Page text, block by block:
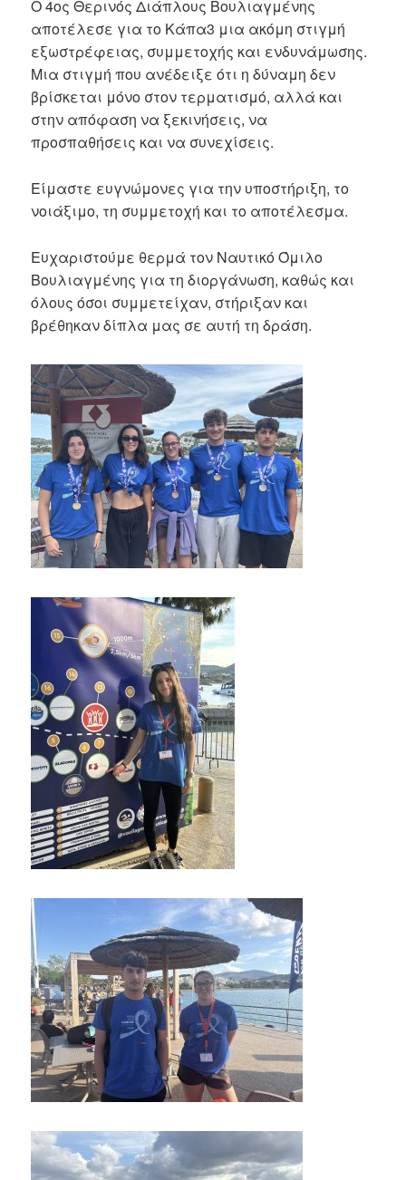
Ο 4ος Θερινός Διάπλους Βουλιαγμένης
αποτέλεσε για το Κάπα3 μια ακόμη στιγμή
εξωστρέφειας, συμμετοχής και ενδυνάμωσης.
Μια στιγμή που ανέδειξε ότι η δύναμη δεν
βρίσκεται μόνο στον τερματισμό, αλλά και
στην απόφαση να ξεκινήσεις, να
προσπαθήσεις και να συνεχίσεις.
Είμαστε ευγνώμονες για την υποστήριξη, το
νοιάξιμο, τη συμμετοχή και το αποτέλεσμα.
Ευχαριστούμε θερμά τον Ναυτικό Όμιλο
Βουλιαγμένης για τη διοργάνωση, καθώς και
όλους όσοι συμμετείχαν, στήριξαν και
βρέθηκαν δίπλα μας σε αυτή τη δράση.